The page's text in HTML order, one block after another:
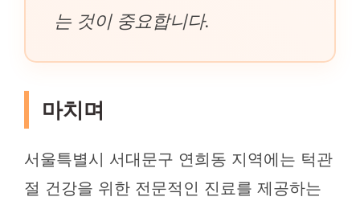
는 것이 중요합니다.
마치며
서울특별시 서대문구 연희동 지역에는 턱관
절 건강을 위한 전문적인 진료를 제공하는